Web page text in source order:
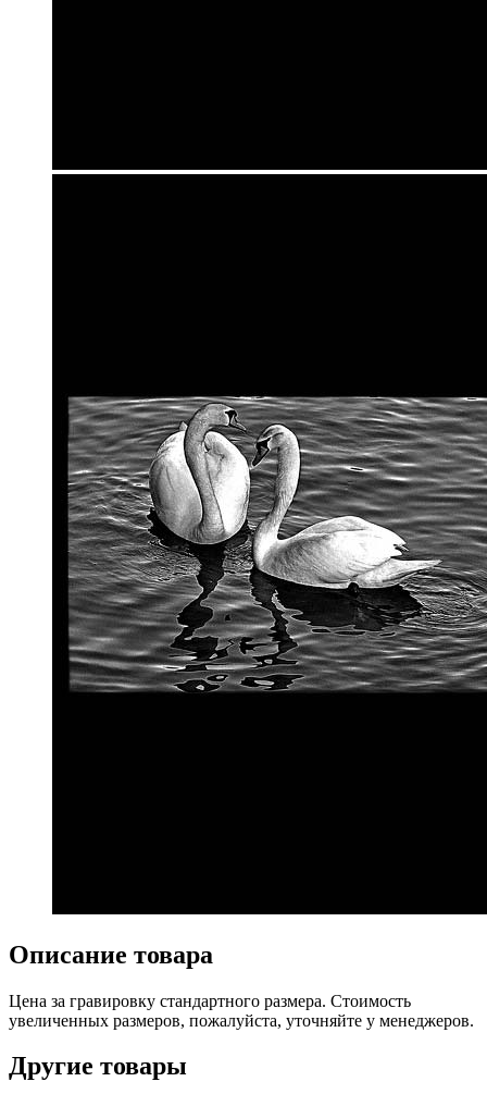
Описание товара
Цена за гравировку стандартного размера. Стоимость
увеличенных размеров, пожалуйста, уточняйте у менеджеров.
Другие товары